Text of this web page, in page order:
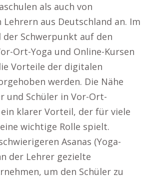
als auch von
aus Deutschland an. Im
der Schwerpunkt auf den
Ort-Yoga und Online-Kursen
Vorteile der digitalen
werden. Die Nähe
und Schüler in Vor-Ort-
klarer Vorteil, der für viele
wichtige Rolle spielt.
Asanas (Yoga-
der Lehrer gezielte
um den Schüler zu